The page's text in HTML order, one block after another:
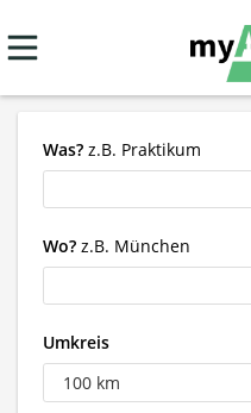
Was? z.B. Praktikum
Wo? z.B. München
Umkreis